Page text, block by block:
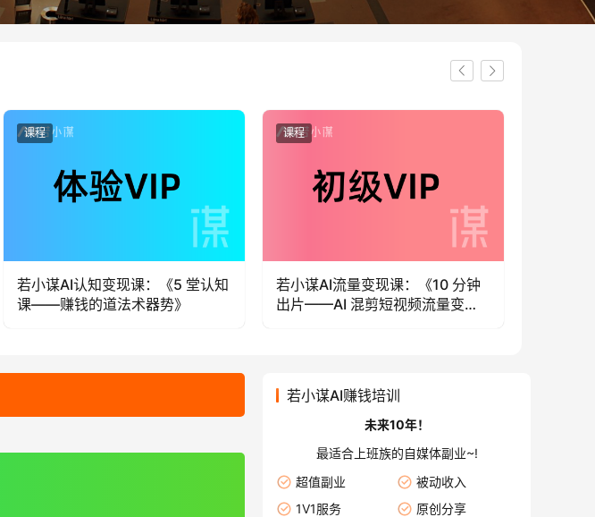
课程
若小谋AI认知变现课：《5 堂认知
课——赚钱的道法术器势》
课程
若小谋AI流量变现课：《10 分钟
出片——AI 混剪短视频流量变
若小谋AI赚钱培训
未来10年！
最适合上班族的自媒体副业~!
超值副业
被动收入
1V1服务
原创分享